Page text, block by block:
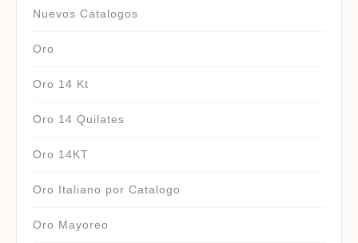
Nuevos Catalogos
Oro
Oro 14 Kt
Oro 14 Quilates
Oro 14KT
Oro Italiano por Catalogo
Oro Mayoreo